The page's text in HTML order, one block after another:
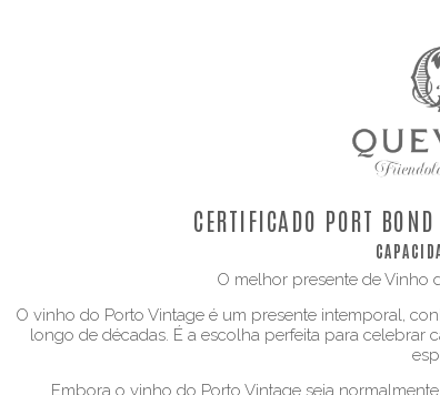
CERTIFICADO PORT
O melhor presente de Vinho
O vinho do Porto Vintage é um presente intemporal,
longo de décadas. É a escolha perfeita para celebrar